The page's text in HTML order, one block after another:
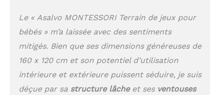
d'économiser du temps
et des efforts.
structure modulaire
vous permet d'ajouter
panneaux pour l'adapter
facilement à n'importe
Le « Asalvo MONTESSORI Terrain de jeux pour
bébés » m’a laissée avec des sentiments
mitigés. Bien que ses dimensions généreuses de
160 x 120 cm et son potentiel d’utilisation
intérieure et extérieure puissent séduire, je suis
déçue par sa structure lâcheet ses ventouses